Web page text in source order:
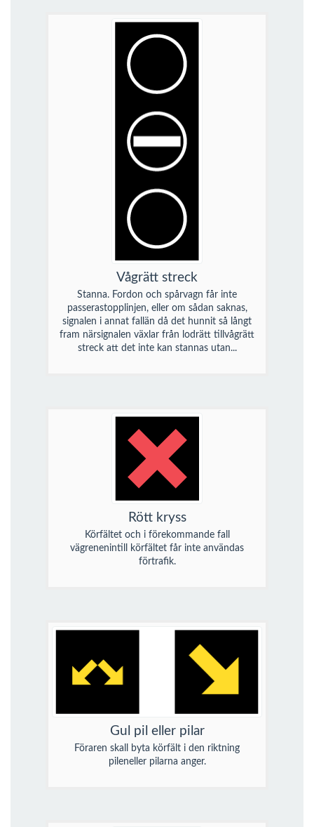
Vågrätt streck
Stanna. Fordon och spårvagn får inte
passerastopplinjen, eller om sådan saknas,
signalen i annat fallän då det hunnit så långt
fram närsignalen växlar från lodrätt tillvågrätt
streck att det inte kan stannas utan...
Rött kryss
Körfältet och i förekommande fall
vägrenenintill körfältet får inte användas
förtrafik.
Gul pil eller pilar
Föraren skall byta körfält i den riktning
pileneller pilarna anger.